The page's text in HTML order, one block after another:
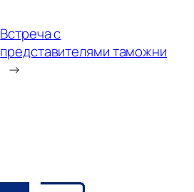
Встреча с
представителями таможни
→